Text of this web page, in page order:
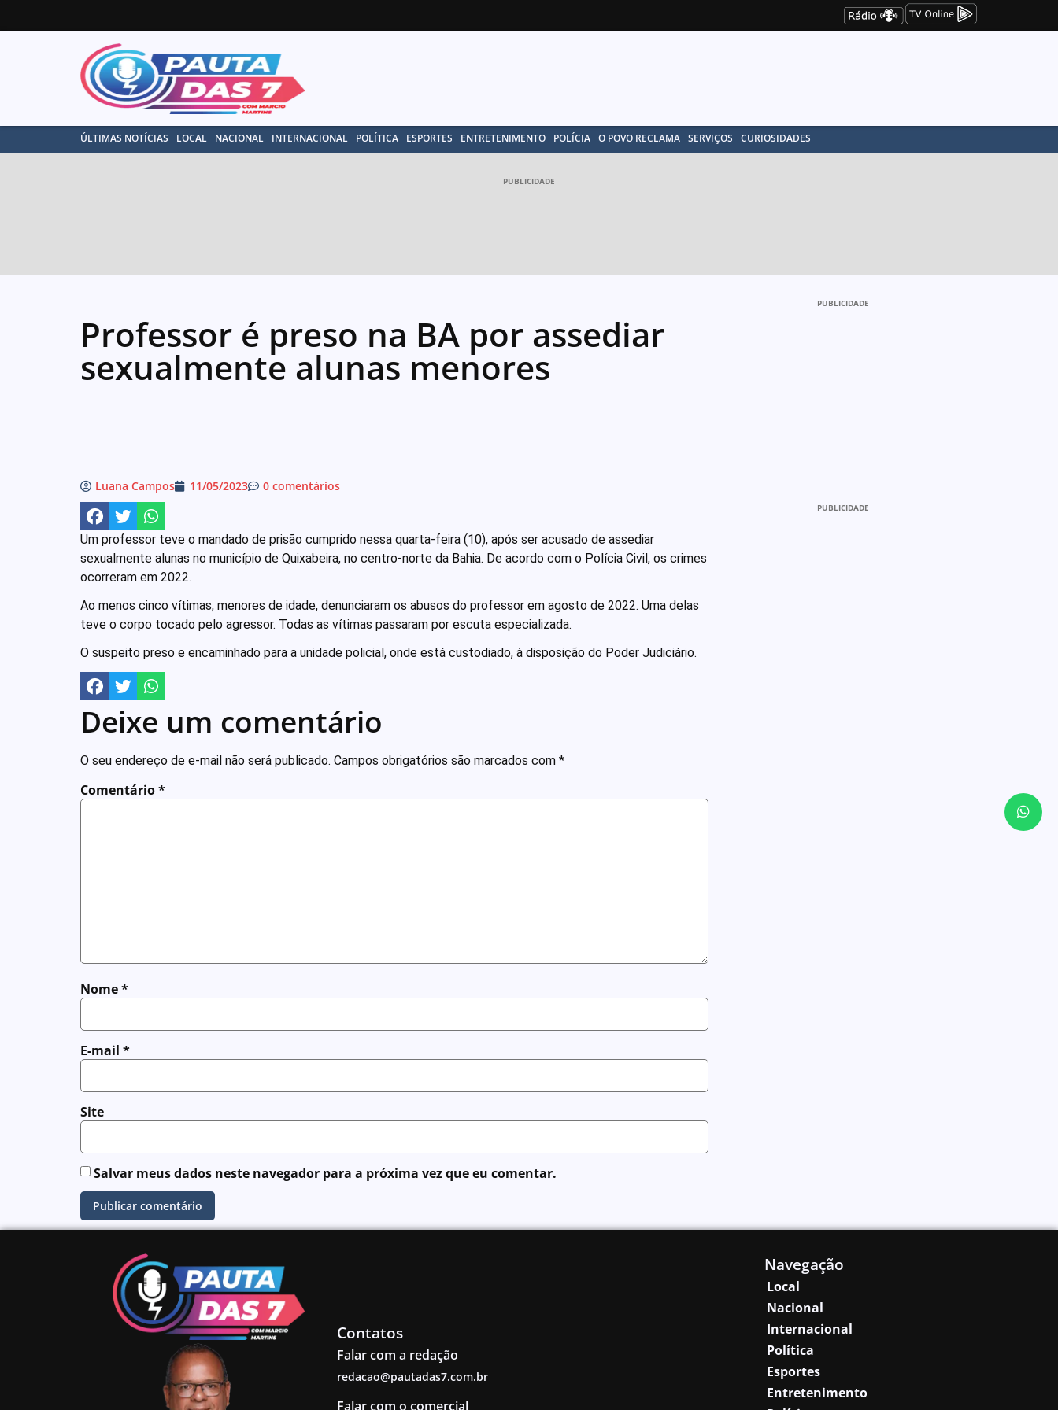
ÚLTIMAS NOTÍCIAS LOCAL NACIONAL INTERNACIONAL POLÍTICA ESPORTES ENTRETENIMENTO POLÍCIA O POVO RECLAMA SERVIÇOS CURIOSIDADES
PUBLICIDADE
Professor é preso na BA por assediar
sexualmente alunas menores
Luana Campos 11/05/2023 0 comentários
Um professor teve o mandado de prisão cumprido nessa quarta-feira (10), após ser acusado de assediar
sexualmente alunas no município de Quixabeira, no centro-norte da Bahia. De acordo com o Polícia Civil, os crimes
ocorreram em 2022.
Ao menos cinco vítimas, menores de idade, denunciaram os abusos do professor em agosto de 2022. Uma delas
teve o corpo tocado pelo agressor. Todas as vítimas passaram por escuta especializada.
O suspeito preso e encaminhado para a unidade policial, onde está custodiado, à disposição do Poder Judiciário.
Deixe um comentário
O seu endereço de e-mail não será publicado. Campos obrigatórios são marcados com *
Comentário*
Nome*
E-mail *
Site
Salvar meus dados neste navegador para a próxima vez que eu comentar.
PUBLICIDADE
PUBLICIDADE
Contatos
Falar com a redação
redacao@pautadas7.com.br
Falar com o comercial
Navegação
Local
Nacional
Internacional
Política
Esportes
Entretenimento